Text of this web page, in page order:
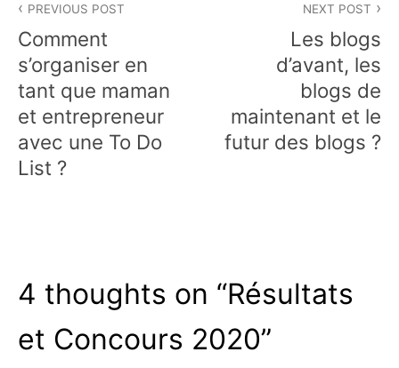
de
l’article
PREVIOUS POST
Comment
s’organiser en
tant que maman
et entrepreneur
avec une To Do
List ?
NEXT POST
Les blogs
d’avant, les
blogs de
maintenant et le
futur des blogs ?
4 thoughts on “Résultats
et Concours 2020”